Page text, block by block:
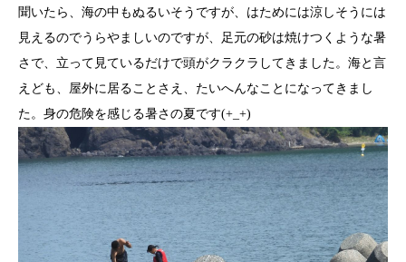
聞いたら、海の中もぬるいそうですが、はためには涼しそうには
見えるのでうらやましいのですが、足元の砂は焼けつくような暑
さで、立って見ているだけで頭がクラクラしてきました。海と言
えども、屋外に居ることさえ、たいへんなことになってきまし
た。身の危険を感じる暑さの夏です(+_+)